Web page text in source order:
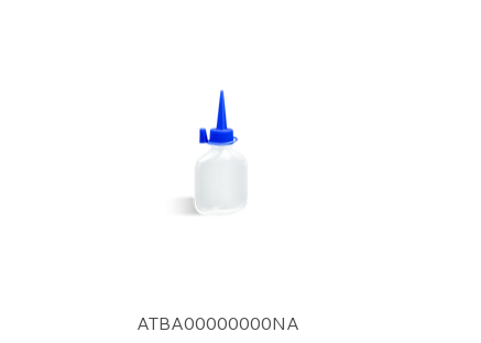
ATBA00000000NA